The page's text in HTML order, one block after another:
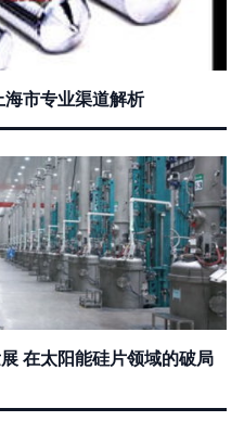
市专业渠道解析
在太阳能硅片领域的破局